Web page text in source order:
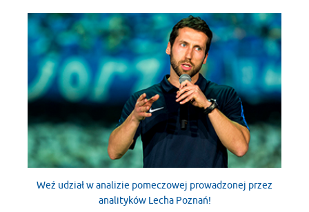
Weź udział w analizie pomeczowej prowadzonej przez
analityków Lecha Poznań!